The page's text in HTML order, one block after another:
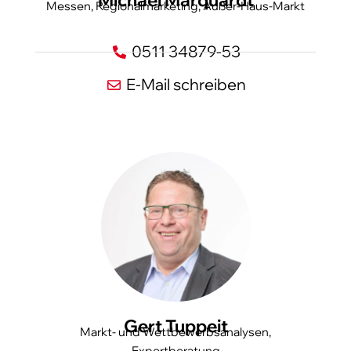
Messen, Regionalmarketing, Außer-Haus-Markt
0511 34879-53
E-Mail schreiben
Gert Tuppeit
Markt- und Wettbewerbsanalysen,